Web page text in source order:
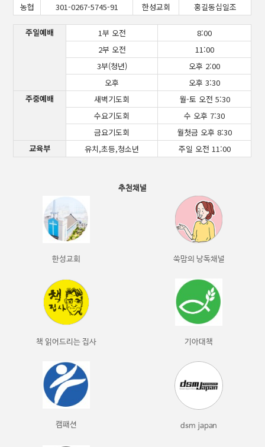
농협
301-0267-5745-91 한성교회 홍길동십일조
주일예배 1부 오전
8:00
2부 오전
11:00
3부(청년)
오후 2:00
오후
오후 3:30
주중예배
새벽기도회
월-토 오전 5:30
수요기도회
수 오후 7:30
금요기도회
월첫금 오후 8:30
교육부
유치,초등,청소년 주일 오전 11:00
추천채널
한성교회 쑥맘의 낭독채널
책 읽어드리는 집사 기아대책
캠패션 dsm japan